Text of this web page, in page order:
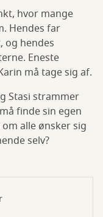
hvor mange
Hendes far
og hendes
Eneste
må tage sig af.
Stasi strammer
finde sin egen
alle ønsker sig
selv?